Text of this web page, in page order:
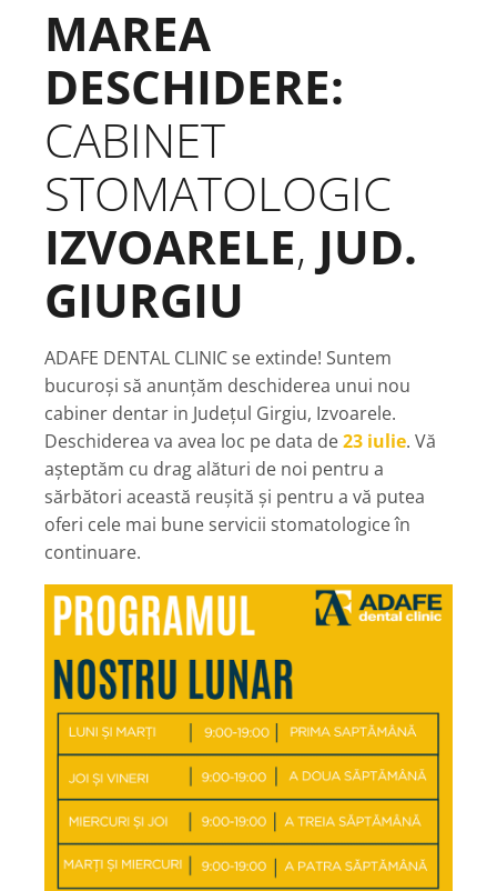
MAREA
DESCHIDERE:
CABINET
STOMATOLOGIC
IZVOARELE, JUD.
GIURGIU
ADAFE DENTAL CLINIC se extinde! Suntem
bucuroși să anunțăm deschiderea unui nou
cabiner dentar in Județul Girgiu, Izvoarele.
Deschiderea va avea loc pe data de23 iulie. Vă
așteptăm cu drag alături de noi pentru a
sărbători această reușită și pentru a vă putea
oferi cele mai bune servicii stomatologice în
continuare.